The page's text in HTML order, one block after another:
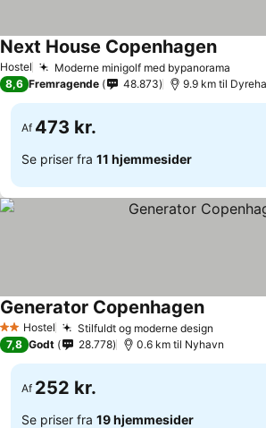
Hostel Moderne minigolf med bypanorama
Next House CopenhagenSe priser
8,6 Fremragende 48.873 9.9 km til
Af 473 kr.
Se priser fra 11 hjemmesider
2 Stjerner
Hostel Stilfuldt og moderne design
Generator CopenhagenSe priser
7,8 Godt 28.778 0.6 km til Nyhavn
Af 252 kr.
Se priser fra 19 hjemmesider